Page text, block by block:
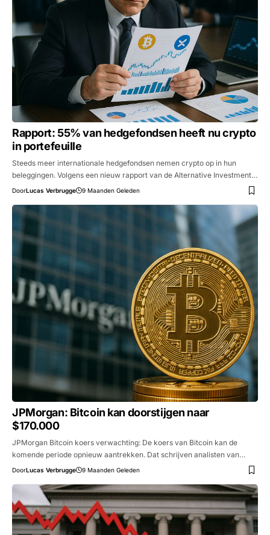
Rapport: 55% van hedgefondsen heeft nu crypto
in portefeuille
Steeds meer internationale hedgefondsen nemen crypto op in hun
beleggingen. Volgens een nieuw rapport van de Alternative Investment…
DoorLucas Verbrugge 9 Maanden Geleden
JPMorgan: Bitcoin kan doorstijgen naar
$170.000
JPMorgan Bitcoin koers verwachting: De koers van Bitcoin kan de
komende periode opnieuw aantrekken. Dat schrijven analisten van…
DoorLucas Verbrugge 9 Maanden Geleden